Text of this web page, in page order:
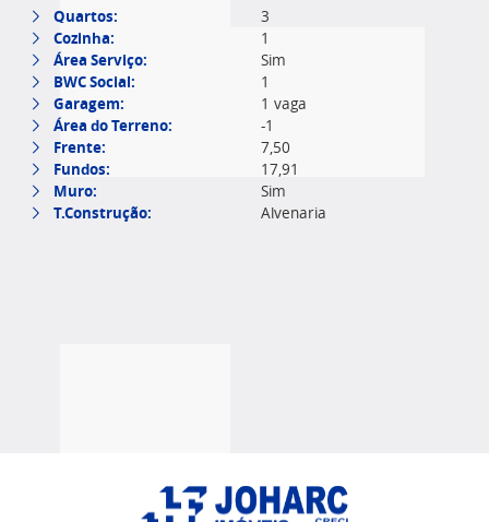
Quartos: 3
Cozinha: 1
Área Serviço: Sim
BWC Social: 1
Garagem: 1 vaga
Área do Terreno: -1
Frente: 7,50
Fundos: 17,91
Muro: Sim
T.Construção: Alvenaria